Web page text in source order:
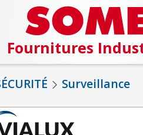
Fournitures
Surveillance